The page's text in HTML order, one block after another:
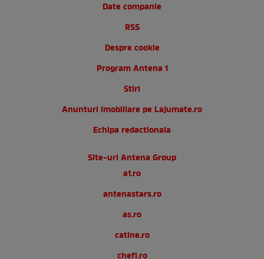
Date companie
RSS
Despre cookie
Program Antena 1
Stiri
Anunturi imobiliare pe Lajumate.ro
Echipa redactionala
Site-uri Antena Group
a1.ro
antenastars.ro
as.ro
catine.ro
chefi.ro